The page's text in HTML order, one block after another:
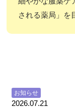
される薬局」を
2026.07.21
お知らせ